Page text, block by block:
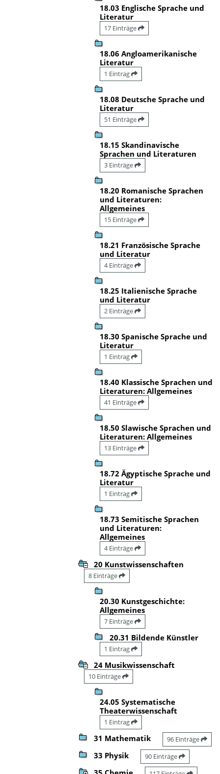
18.03 Englische Sprache und
Literatur
17 Einträge
18.06 Angloamerikanische
Literatur
1 Eintrag
18.08 Deutsche Sprache und
Literatur
51 Einträge
18.15 Skandinavische
Sprachen und Literaturen
3 Einträge
18.20 Romanische Sprachen
und Literaturen:
Allgemeines
15 Einträge
18.21 Französische Sprache
und Literatur
4 Einträge
18.25 Italienische Sprache
und Literatur
2 Einträge
18.30 Spanische Sprache und
Literatur
1 Eintrag
18.40 Klassische Sprachen und
Literaturen: Allgemeines
41 Einträge
18.50 Slawische Sprachen und
Literaturen: Allgemeines
13 Einträge
18.72 Ägyptische Sprache und
Literatur
1 Eintrag
18.73 Semitische Sprachen
und Literaturen:
Allgemeines
4 Einträge
20 Kunstwissenschaften
8 Einträge
20.30 Kunstgeschichte:
Allgemeines
7 Einträge
20.31 Bildende Künstler
1 Eintrag
24 Musikwissenschaft
10 Einträge
24.05 Systematische
Theaterwissenschaft
1 Eintrag
31 Mathematik 96 Einträge
33 Physik 90 Einträge